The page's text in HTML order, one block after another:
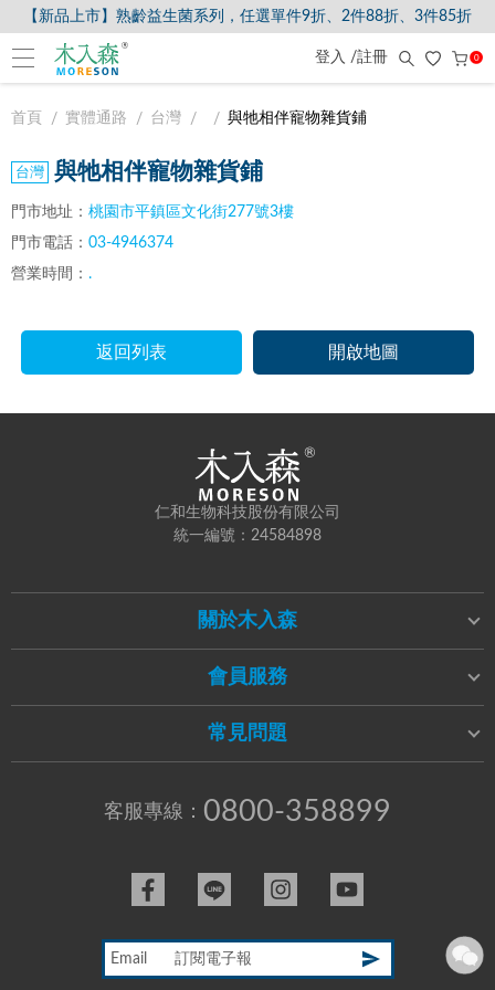
【新品上市】熟齡益生菌系列，任選單件9折、2件88折、3件85折
登入 /註冊 0
首頁 實體通路 台灣 與牠相伴寵物雜貨鋪
與牠相伴寵物雜貨鋪
門市地址： 桃園市平鎮區文化街277號3樓
門市電話： 03-4946374
營業時間： .
返回列表 開啟地圖
仁和生物科技股份有限公司
統一編號：24584898
關於木入森
會員服務
常見問題
客服專線： 0800-358899
Email